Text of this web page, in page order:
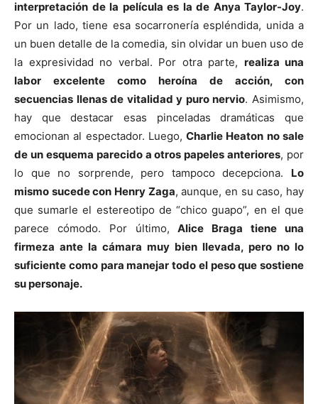
interpretación de la película es la de Anya Taylor-Joy.
Por un lado, tiene esa socarronería espléndida, unida a
un buen detalle de la comedia, sin olvidar un buen uso de
la expresividad no verbal. Por otra parte, realiza una
labor excelente como heroína de acción, con
secuencias llenas de vitalidad y puro nervio. Asimismo,
hay que destacar esas pinceladas dramáticas que
emocionan al espectador. Luego,Charlie Heaton no sale
de un esquema parecido a otros papeles anteriores, por
lo que no sorprende, pero tampoco decepciona. Lo
mismo sucede con Henry Zaga, aunque, en su caso, hay
que sumarle el estereotipo de “chico guapo”, en el que
parece cómodo. Por último,Alice Braga tiene una
firmeza ante la cámara muy bien llevada, pero no lo
suficiente como para manejar todo el peso que sostiene
su personaje.